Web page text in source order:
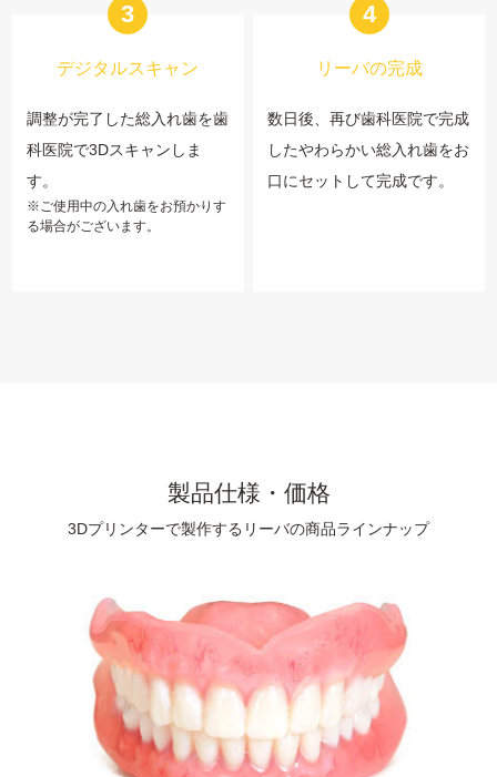
3
デジタルスキャン
調整が完了した総入れ歯を歯
科医院で3Dスキャンしま
す。
※ご使用中の入れ歯をお預かりす
る場合がございます。
4
リーバの完成
数日後、再び歯科医院で完成
したやわらかい総入れ歯をお
口にセットして完成です。
製品仕様・価格
3Dプリンターで製作するリーバの商品ラインナップ